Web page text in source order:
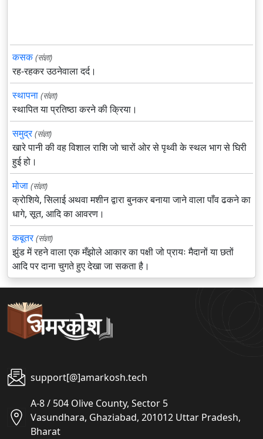
कसक (संज्ञा)
रह-रहकर उठनेवाला दर्द।
स्थापना (संज्ञा)
स्थापित या प्रतिष्ठा करने की क्रिया।
समुद्र (संज्ञा)
खारे पानी की वह विशाल राशि जो चारों ओर से पृथ्वी के स्थल भाग से घिरी
हुई हो।
मोजा (संज्ञा)
क्रोशिये, सिलाई अथवा मशीन द्वारा बुनकर बनाया जाने वाला पाँव ढकने का
धागे, सूत, आदि का आवरण।
कबूतर (संज्ञा)
झुंड में रहने वाला एक मँझोले आकार का पक्षी जो प्रायः मैदानों या छतों
आदि पर दाना चुगते हुए देखा जा सकता है।
support[@]amarkosh.tech
A-8 / 504 Olive County, Sector 5
Vasundhara, Ghaziabad, 201012 Uttar Pradesh,
Bharat